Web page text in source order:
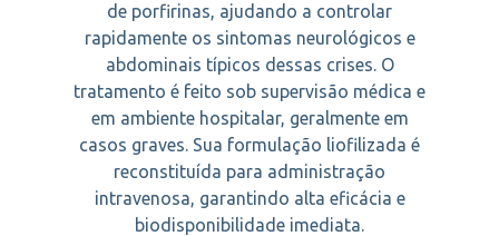
de porfirinas, ajudando a controlar
rapidamente os sintomas neurológicos e
abdominais típicos dessas crises. O
tratamento é feito sob supervisão médica e
em ambiente hospitalar, geralmente em
casos graves. Sua formulação liofilizada é
reconstituída para administração
intravenosa, garantindo alta eficácia e
biodisponibilidade imediata.